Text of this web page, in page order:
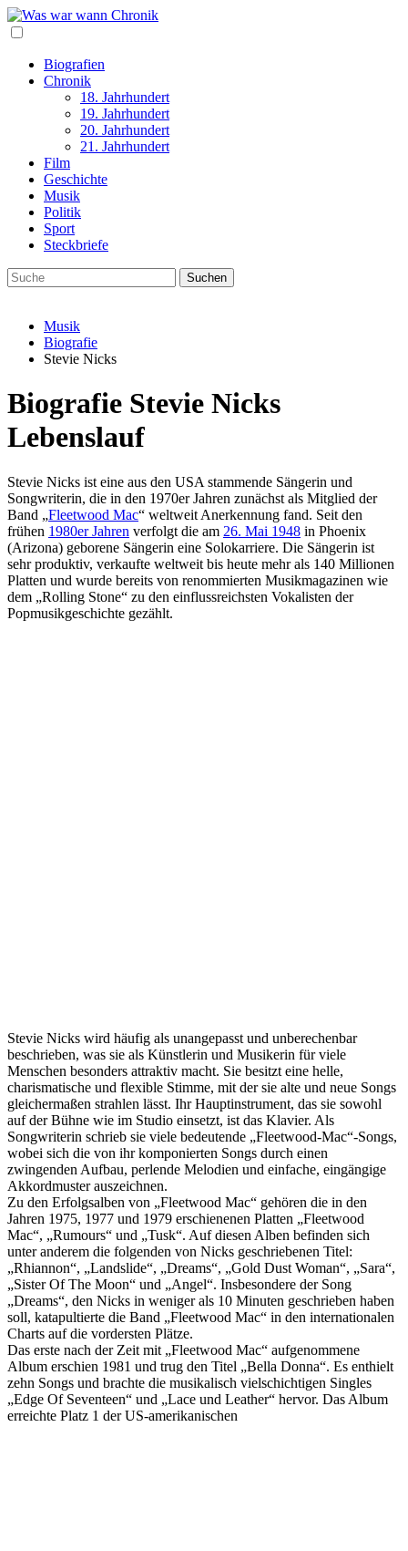
Biografien
Chronik
18. Jahrhundert
19. Jahrhundert
20. Jahrhundert
21. Jahrhundert
Film
Geschichte
Musik
Politik
Sport
Steckbriefe
Musik
Biografie
Stevie Nicks
Biografie Stevie Nicks
Lebenslauf
Stevie Nicks ist eine aus den USA stammende Sängerin und
Songwriterin, die in den 1970er Jahren zunächst als Mitglied der
Band „Fleetwood Mac“ weltweit Anerkennung fand. Seit den
frühen 1980er Jahren verfolgt die am 26. Mai 1948 in Phoenix
(Arizona) geborene Sängerin eine Solokarriere. Die Sängerin ist
sehr produktiv, verkaufte weltweit bis heute mehr als 140 Millionen
Platten und wurde bereits von renommierten Musikmagazinen wie
dem „Rolling Stone“ zu den einflussreichsten Vokalisten der
Popmusikgeschichte gezählt.
Stevie Nicks wird häufig als unangepasst und unberechenbar
beschrieben, was sie als Künstlerin und Musikerin für viele
Menschen besonders attraktiv macht. Sie besitzt eine helle,
charismatische und flexible Stimme, mit der sie alte und neue Songs
gleichermaßen strahlen lässt. Ihr Hauptinstrument, das sie sowohl
auf der Bühne wie im Studio einsetzt, ist das Klavier. Als
Songwriterin schrieb sie viele bedeutende „Fleetwood-Mac“-Songs,
wobei sich die von ihr komponierten Songs durch einen
zwingenden Aufbau, perlende Melodien und einfache, eingängige
Akkordmuster auszeichnen.
Zu den Erfolgsalben von „Fleetwood Mac“ gehören die in den
Jahren 1975, 1977 und 1979 erschienenen Platten „Fleetwood
Mac“, „Rumours“ und „Tusk“. Auf diesen Alben befinden sich
unter anderem die folgenden von Nicks geschriebenen Titel:
„Rhiannon“, „Landslide“, „Dreams“, „Gold Dust Woman“, „Sara“,
„Sister Of The Moon“ und „Angel“. Insbesondere der Song
„Dreams“, den Nicks in weniger als 10 Minuten geschrieben haben
soll, katapultierte die Band „Fleetwood Mac“ in den internationalen
Charts auf die vordersten Plätze.
Das erste nach der Zeit mit „Fleetwood Mac“ aufgenommene
Album erschien 1981 und trug den Titel „Bella Donna“. Es enthielt
zehn Songs und brachte die musikalisch vielschichtigen Singles
„Edge Of Seventeen“ und „Lace und Leather“ hervor. Das Album
erreichte Platz 1 der US-amerikanischen